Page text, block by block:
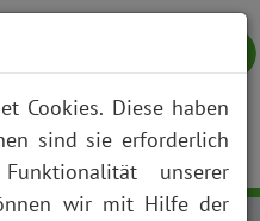
ANFAHRT JOBS SUCHE
Cookies. Diese haben
sind sie erforderlich
unserer
wir mit Hilfe der